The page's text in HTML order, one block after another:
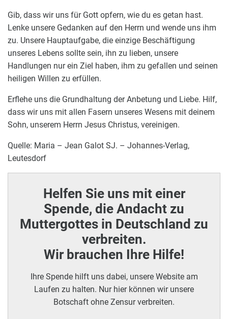
Gib, dass wir uns für Gott opfern, wie du es getan hast.
Lenke unsere Gedanken auf den Herrn und wende uns ihm
zu. Unsere Hauptaufgabe, die einzige Beschäftigung
unseres Lebens sollte sein, ihn zu lieben, unsere
Handlungen nur ein Ziel haben, ihm zu gefallen und seinen
heiligen Willen zu erfüllen.
Erflehe uns die Grundhaltung der Anbetung und Liebe. Hilf,
dass wir uns mit allen Fasern unseres Wesens mit deinem
Sohn, unserem Herrn Jesus Christus, vereinigen.
Quelle: Maria – Jean Galot SJ. – Johannes-Verlag,
Leutesdorf
Helfen Sie uns mit einer
Spende, die Andacht zu
Muttergottes in Deutschland zu
verbreiten.
Wir brauchen Ihre Hilfe!
Ihre Spende hilft uns dabei, unsere Website am
Laufen zu halten. Nur hier können wir unsere
Botschaft ohne Zensur verbreiten.